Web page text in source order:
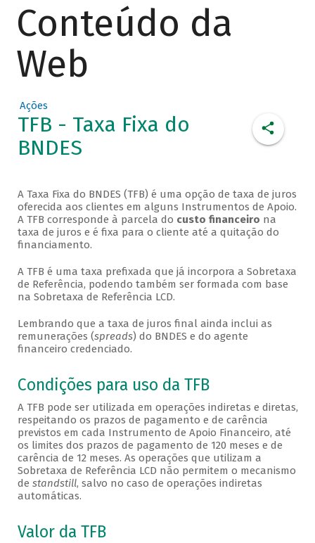
Conteúdo da
Web
Ações
TFB - Taxa Fixa do
BNDES
A Taxa Fixa do BNDES (TFB) é uma opção de taxa de juros
oferecida aos clientes em alguns Instrumentos de Apoio.
A TFB corresponde à parcela do custo financeiro na
taxa de juros e é fixa para o cliente até a quitação do
financiamento.
A TFB é uma taxa prefixada que já incorpora a Sobretaxa
de Referência, podendo também ser formada com base
na Sobretaxa de Referência LCD.
Lembrando que a taxa de juros final ainda inclui as
remunerações (spreads) do BNDES e do agente
financeiro credenciado.
Condições para uso da TFB
A TFB pode ser utilizada em operações indiretas e diretas,
respeitando os prazos de pagamento e de carência
previstos em cada Instrumento de Apoio Financeiro, até
os limites dos prazos de pagamento de 120 meses e de
carência de 12 meses. As operações que utilizam a
Sobretaxa de Referência LCD não permitem o mecanismo
de standstill, salvo no caso de operações indiretas
automáticas.
Valor da TFB